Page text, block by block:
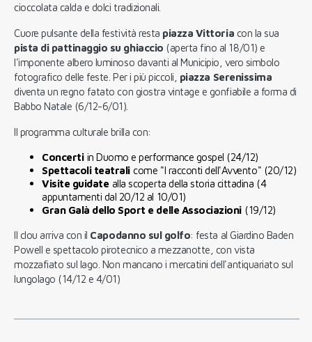
cioccolata calda e dolci tradizionali.
Cuore pulsante della festività resta piazza Vittoria con la sua
pista di pattinaggio su ghiaccio (aperta fino al 18/01) e
l'imponente albero luminoso davanti al Municipio, vero simbolo
fotografico delle feste. Per i più piccoli, piazza Serenissima
diventa un regno fatato con giostra vintage e gonfiabile a forma di
Babbo Natale (6/12-6/01).
Il programma culturale brilla con:
Concerti in Duomo e performance gospel (24/12)
Spettacoli teatrali come "I racconti dell'Avvento" (20/12)
Visite guidate alla scoperta della storia cittadina (4
appuntamenti dal 20/12 al 10/01)
Gran Galà dello Sport e delle Associazioni (19/12)
Il clou arriva con il Capodanno sul golfo: festa al Giardino Baden
Powell e spettacolo pirotecnico a mezzanotte, con vista
mozzafiato sul lago. Non mancano i mercatini dell'antiquariato sul
lungolago (14/12 e 4/01)